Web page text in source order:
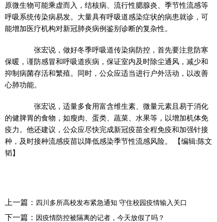
原微生物可能乘虚而入，结核病、流行性腮腺炎、季节性流感等
呼吸系统传染病易发。大量具有呼吸道感染症状的病患就诊，可
能增加医疗机构对新冠肺炎病例鉴别诊断的复杂性。
张宏说，做好冬季呼吸道传染病防控，首先要注意防寒
保暖，谨防感冒和呼吸道疾病，保证室内及时除尘通风，减少和
抑制病菌存活和繁殖。同时，公众应适当进行户外活动，以改善
心肺功能。
张宏说，适量多食用富含维生素、微量元素且易于消化
的健脾胃的食物，如瘦肉、蛋类、蔬菜、水果等，以增加机体免
疫力。他还建议，公众应尽快完成新冠疫苗全程免疫和加强针接
种，及时接种流感疫苗以降低感染季节性流感风险。
【编辑:陈文
韬】
上一篇： 四川多所高校发布紧急通知 守住校园疫情输入关口
下一篇： 因疫情防控被隔离的记者，今天放假了吗？